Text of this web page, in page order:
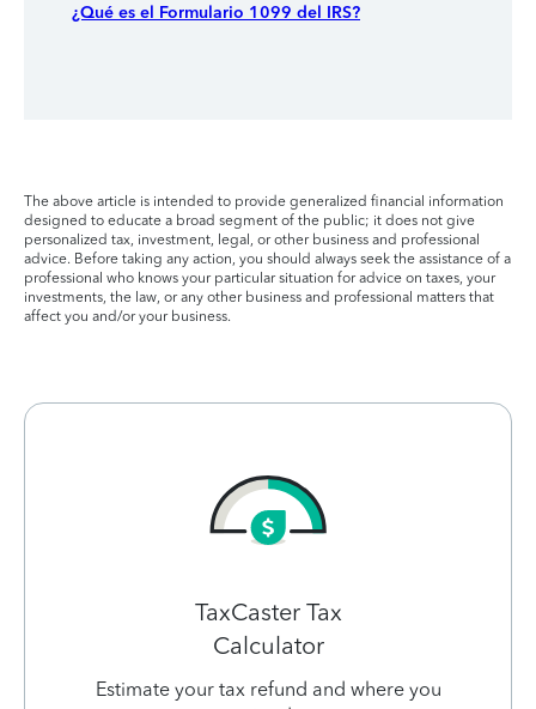
¿Qué es el Formulario 1099 del IRS?
The above article is intended to provide generalized financial information
designed to educate a broad segment of the public; it does not give
personalized tax, investment, legal, or other business and professional
advice. Before taking any action, you should always seek the assistance of a
professional who knows your particular situation for advice on taxes, your
investments, the law, or any other business and professional matters that
affect you and/or your business.
TaxCaster Tax
Calculator
Estimate your tax refund and where you